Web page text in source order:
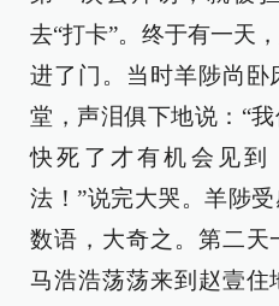
去“打卡”。终于有一天
进了门。当时羊陟尚卧
堂，声泪俱下地说：“
快死了才有机会见
法！”说完大哭。羊陟
数语，大奇之。第二
马浩浩荡荡来到赵壹